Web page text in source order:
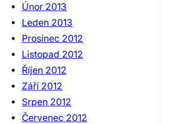
Únor 2013
Leden 2013
Prosinec 2012
Listopad 2012
Říjen 2012
Září 2012
Srpen 2012
Červenec 2012